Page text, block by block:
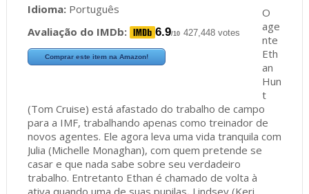
Idioma:Português
Avaliação do IMDb:
6.9/10 427,448 votes
Comprar este item na Amazon!
O
age
nte
Eth
an
Hun
t
(Tom Cruise) está afastado do trabalho de campo
para a IMF, trabalhando apenas como treinador de
novos agentes. Ele agora leva uma vida tranquila com
Julia (Michelle Monaghan), com quem pretende se
casar e que nada sabe sobre seu verdadeiro
trabalho. Entretanto Ethan é chamado de volta à
ativa quando uma de suas pupilas, Lindsey (Keri